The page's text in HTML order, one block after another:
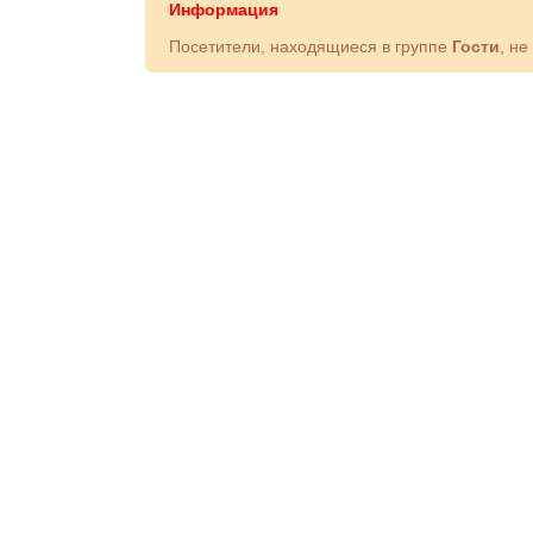
Информация
Посетители, находящиеся в группе Гости ,